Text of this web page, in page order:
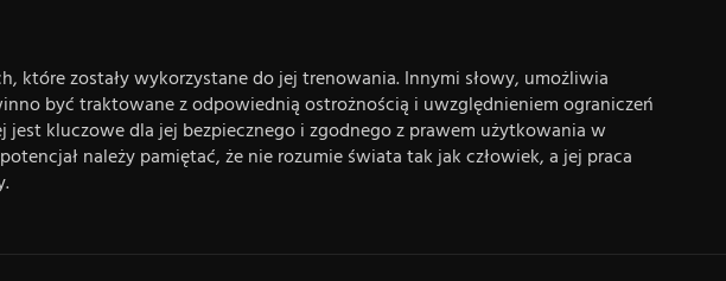
zostały wykorzystane do jej trenowania. Innymi słowy, umożliwia
być traktowane z odpowiednią ostrożnością i uwzględnieniem ograniczeń
kluczowe dla jej bezpiecznego i zgodnego z prawem użytkowania w
należy pamiętać, że nie rozumie świata tak jak człowiek, a jej praca